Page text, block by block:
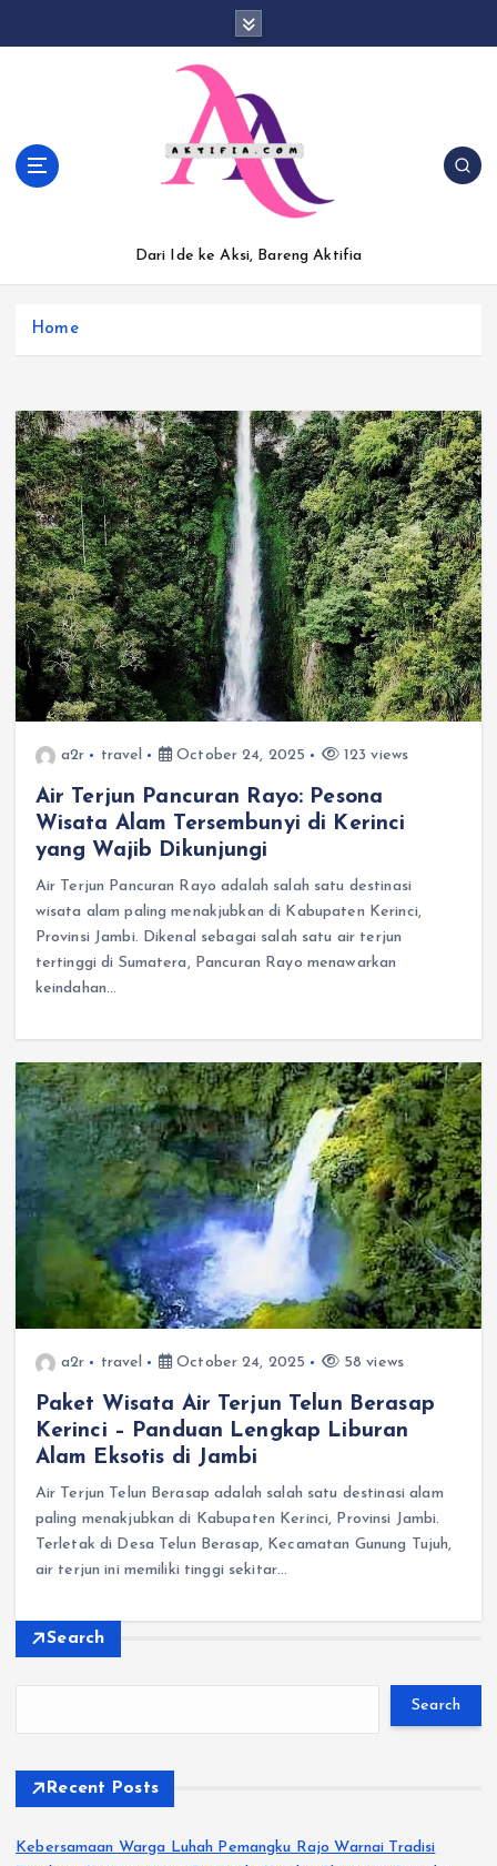
Dari Ide ke Aksi, Bareng Aktifia
Home
a2r travel October 24, 2025 123 views
Air Terjun Pancuran Rayo: Pesona
Wisata Alam Tersembunyi di Kerinci
yang Wajib Dikunjungi
Air Terjun Pancuran Rayo adalah salah satu destinasi
wisata alam paling menakjubkan di Kabupaten Kerinci,
Provinsi Jambi. Dikenal sebagai salah satu air terjun
tertinggi di Sumatera, Pancuran Rayo menawarkan
keindahan…
a2r travel October 24, 2025 58 views
Paket Wisata Air Terjun Telun Berasap
Kerinci – Panduan Lengkap Liburan
Alam Eksotis di Jambi
Air Terjun Telun Berasap adalah salah satu destinasi alam
paling menakjubkan di Kabupaten Kerinci, Provinsi Jambi.
Terletak di Desa Telun Berasap, Kecamatan Gunung Tujuh,
air terjun ini memiliki tinggi sekitar…
Search
Search
Recent Posts
Kebersamaan Warga Luhah Pemangku Rajo Warnai Tradisi